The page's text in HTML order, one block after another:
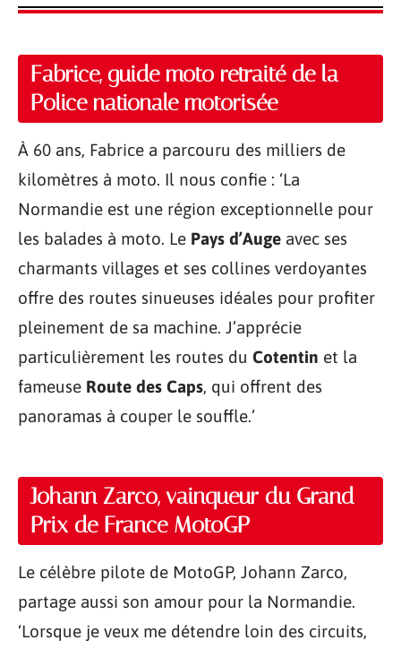
Fabrice, guide moto retraité de la
Police nationale motorisée
À 60 ans, Fabrice a parcouru des milliers de
kilomètres à moto. Il nous confie : ‘La
Normandie est une région exceptionnelle pour
les balades à moto. Le Pays d’Auge avec ses
charmants villages et ses collines verdoyantes
offre des routes sinueuses idéales pour profiter
pleinement de sa machine. J’apprécie
particulièrement les routes du Cotentin et la
fameuse Route des Caps, qui offrent des
panoramas à couper le souffle.’
Johann Zarco, vainqueur du Grand
Prix de France MotoGP
Le célèbre pilote de MotoGP, Johann Zarco,
partage aussi son amour pour la Normandie.
‘Lorsque je veux me détendre loin des circuits,